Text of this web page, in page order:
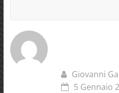
Giovanni
5 Gennaio